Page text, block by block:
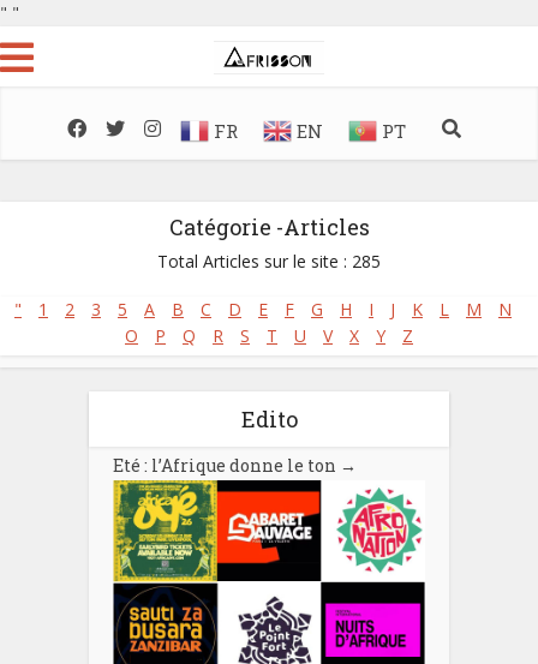
" "
FR EN PT
Catégorie -Articles
Total Articles sur le site : 285
" 1 2 3 5 A B C D E F G H I J K L M
N
O
P Q R S T U V X Y Z
Edito
Eté : l’Afrique donne le ton →